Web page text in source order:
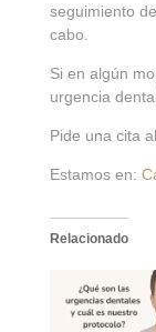
seguimiento
cabo.
Si en algún
urgencia dental
Pide una cita
Estamos en:
Relacionado